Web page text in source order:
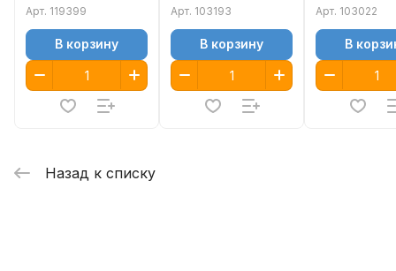
Арт. 119399
В корзину
Арт. 103193
В корзину
Арт. 103022
В
Назад к списку